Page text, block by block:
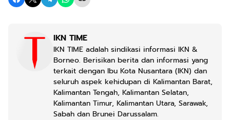
IKN TIME
IKN TIME adalah sindikasi informasi IKN &
Borneo. Berisikan berita dan informasi yang
terkait dengan Ibu Kota Nusantara (IKN) dan
seluruh aspek kehidupan di Kalimantan Barat,
Kalimantan Tengah, Kalimantan Selatan,
Kalimantan Timur, Kalimantan Utara, Sarawak,
Sabah dan Brunei Darussalam.